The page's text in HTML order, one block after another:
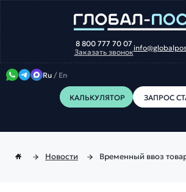
8 800 777 70 07
Заказать звонок
Ru / En
КАЛЬКУЛЯТОР ЗАПРОС
Новости Временный ввоз